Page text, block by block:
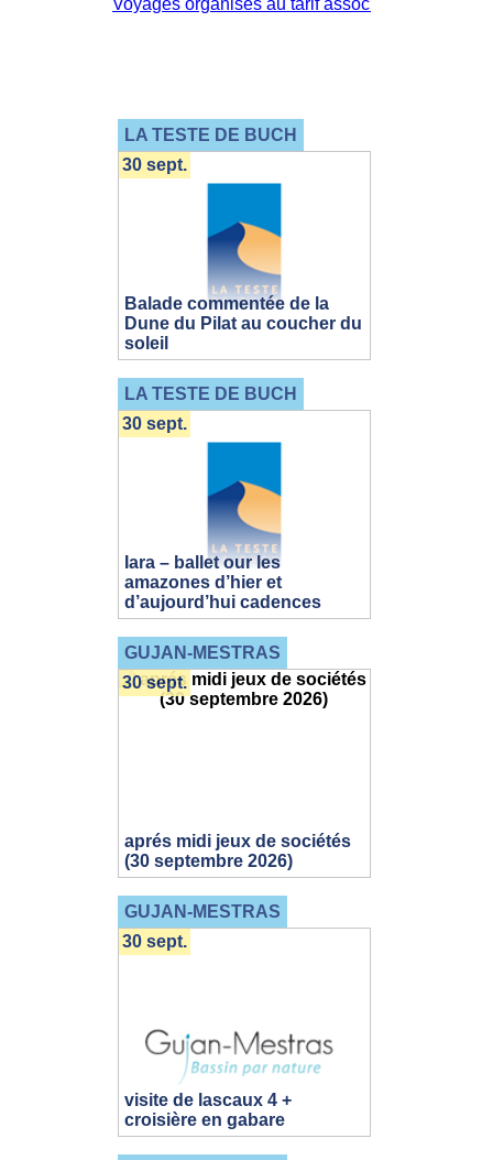
LA TESTE DE BUCH
Balade commentée de la
Dune du Pilat au coucher du
soleil
30 sept.
LA TESTE DE BUCH
Iara – ballet our les
amazones d’hier et
d’aujourd’hui cadences
30 sept.
GUJAN-MESTRAS
aprés midi jeux de sociétés
(30 septembre 2026)
30 sept.
GUJAN-MESTRAS
visite de lascaux 4 +
croisière en gabare
30 sept.